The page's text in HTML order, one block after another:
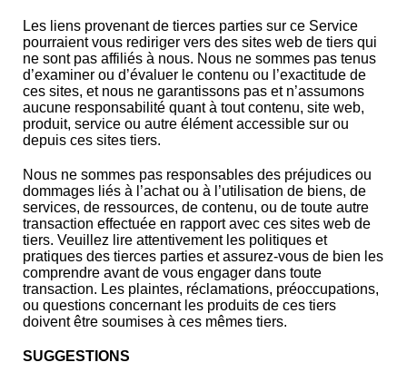
Les liens provenant de tierces parties sur ce Service
pourraient vous rediriger vers des sites web de tiers qui
ne sont pas affiliés à nous. Nous ne sommes pas tenus
d’examiner ou d’évaluer le contenu ou l’exactitude de
ces sites, et nous ne garantissons pas et n’assumons
aucune responsabilité quant à tout contenu, site web,
produit, service ou autre élément accessible sur ou
depuis ces sites tiers.
Nous ne sommes pas responsables des préjudices ou
dommages liés à l’achat ou à l’utilisation de biens, de
services, de ressources, de contenu, ou de toute autre
transaction effectuée en rapport avec ces sites web de
tiers. Veuillez lire attentivement les politiques et
pratiques des tierces parties et assurez-vous de bien les
comprendre avant de vous engager dans toute
transaction. Les plaintes, réclamations, préoccupations,
ou questions concernant les produits de ces tiers
doivent être soumises à ces mêmes tiers.
SUGGESTIONS